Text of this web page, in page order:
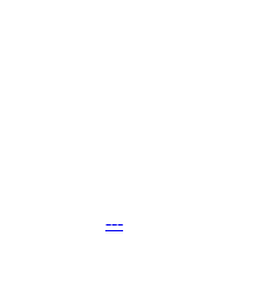
---